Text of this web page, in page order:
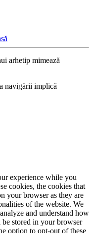
arhetip mimează
navigării implică
experience while you
cookies, the cookies that
your browser as they are
of the website. We
and understand how
stored in your browser
option to opt-out of these